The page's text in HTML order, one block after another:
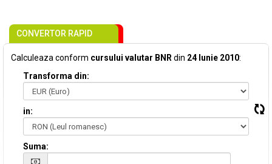
CONVERTOR RAPID
Calculeaza conform cursului valutar BNR din 24 Iunie 2010:
Transforma din:
in:
Suma: